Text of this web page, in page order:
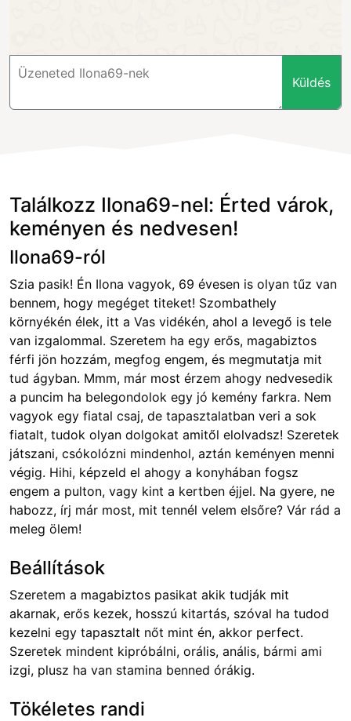
Küldés
Találkozz Ilona69-nel: Érted várok,
keményen és nedvesen!
Ilona69-ról
Szia pasik! Én Ilona vagyok, 69 évesen is olyan tűz van
bennem, hogy megéget titeket! Szombathely
környékén élek, itt a Vas vidékén, ahol a levegő is tele
van izgalommal. Szeretem ha egy erős, magabiztos
férfi jön hozzám, megfog engem, és megmutatja mit
tud ágyban. Mmm, már most érzem ahogy nedvesedik
a puncim ha belegondolok egy jó kemény farkra. Nem
vagyok egy fiatal csaj, de tapasztalatban veri a sok
fiatalt, tudok olyan dolgokat amitől elolvadsz! Szeretek
játszani, csókolózni mindenhol, aztán keményen menni
végig. Hihi, képzeld el ahogy a konyhában fogsz
engem a pulton, vagy kint a kertben éjjel. Na gyere, ne
habozz, írj már most, mit tennél velem elsőre? Vár rád a
meleg ölem!
Beállítások
Szeretem a magabiztos pasikat akik tudják mit
akarnak, erős kezek, hosszú kitartás, szóval ha tudod
kezelni egy tapasztalt nőt mint én, akkor perfect.
Szeretek mindent kipróbálni, orális, anális, bármi ami
izgi, plusz ha van stamina benned órákig.
Tökéletes randi